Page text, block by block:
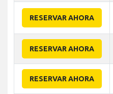
RESERVAR AHORA
RESERVAR AHORA
RESERVAR AHORA